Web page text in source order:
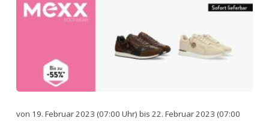
von 19. Februar 2023 (07:00 Uhr) bis 22. Februar 2023 (07:00